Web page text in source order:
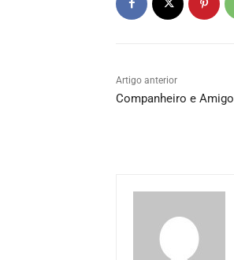
Artigo anterior
Companheiro e Amigo